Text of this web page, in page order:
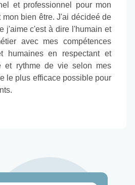
et professionnel pour mon
mon bien être. J'ai décideé de
j'aime c'est à dire l'humain et
avec mes compétences
humaines en respectant et
et rythme de vie selon mes
le plus efficace possible pour